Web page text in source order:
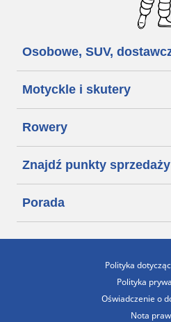
Osobowe, SUV,
Motyckle i skutery
Rowery
Znajdź punkty sprzedaży
Porada
Polityka
Polityka
Oświadczenie o
Nota